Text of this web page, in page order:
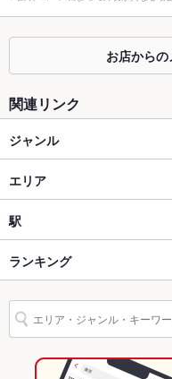
掘りごたつ なし
ソファー
テラス席
設備
Wi-Fi
バリアフリ
ー
駐車場 なし
英語メニュ
あり
お店から
関連リンク
ジャンル
カフェ・スイーツ
カフェ
経堂・千歳船橋 × カフェ・ス
経堂・千歳船橋 × カフェ
経堂駅 × カフェ・スイーツ
エリア
経堂
経堂 × カフェ・スイーツ
経堂 × カフェ
東京
駅
経堂駅
豪徳寺駅
千歳船橋駅
ランキング
東京のグルメランキング
東京のカフェ・スイーツラ